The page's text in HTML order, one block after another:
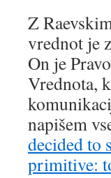
Z
vrednot je
On je
Vrednota,
napišem
decided
primitive: